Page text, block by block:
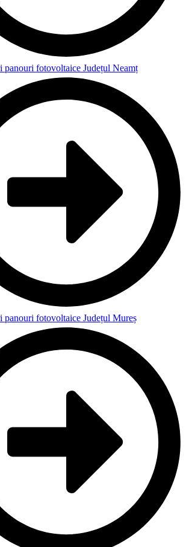
panouri fotovoltaice Județul Neamț
panouri fotovoltaice Județul Mureș